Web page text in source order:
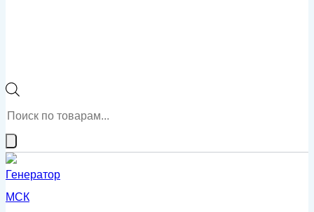
Поиск
товаров